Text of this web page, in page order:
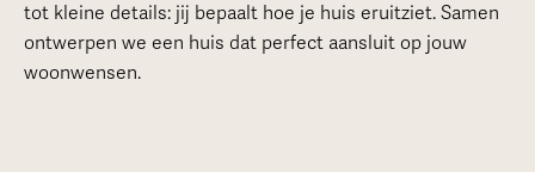
tot kleine details: jij bepaalt hoe je huis eruitziet. Samen
ontwerpen we een huis dat perfect aansluit op jouw
woonwensen.